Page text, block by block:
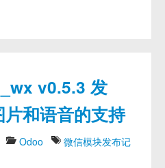
v0.5.3 发
和语音的支持
Odoo
微信模块发布记